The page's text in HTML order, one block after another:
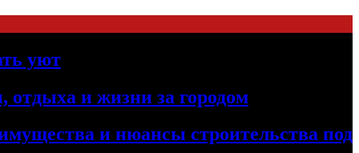
уют
отдыха и жизни за городом
и нюансы строительства под